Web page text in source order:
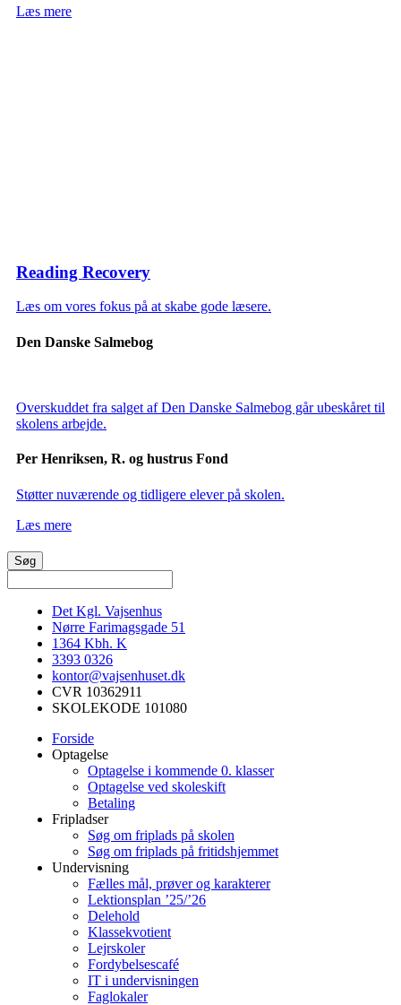
Læs mere
Reading Recovery
Læs om vores fokus på at skabe gode læsere.
Den Danske Salmebog
Overskuddet fra salget af Den Danske Salmebog går ubeskåret til
skolens arbejde.
Per Henriksen, R. og hustrus Fond
Støtter nuværende og tidligere elever på skolen.
Læs mere
Det Kgl. Vajsenhus
Nørre Farimagsgade 51
1364 Kbh. K
3393 0326
kontor@vajsenhuset.dk
CVR 10362911
SKOLEKODE 101080
Forside
Optagelse
Optagelse i kommende 0. klasser
Optagelse ved skoleskift
Betaling
Fripladser
Søg om friplads på skolen
Søg om friplads på fritidshjemmet
Undervisning
Fælles mål, prøver og karakterer
Lektionsplan ’25/’26
Delehold
Klassekvotient
Lejrskoler
Fordybelsescafé
IT i undervisningen
Faglokaler